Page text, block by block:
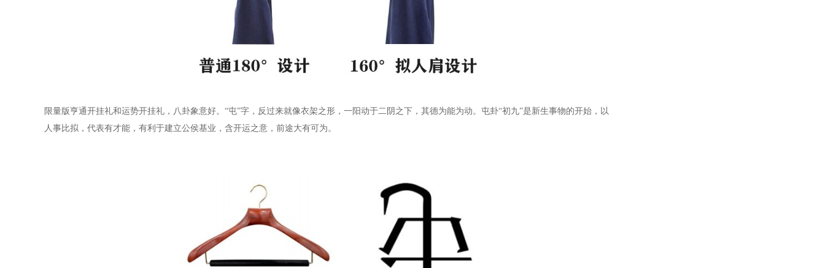
限量版亨通开挂礼和运势开挂礼，八卦象意好。 “屯”字，反过来就像衣架之形，一阳动于二阴之下，其德为能为动。屯卦“初九”是新生事物的开始，以
人事比拟，代表有才能，有利于建立公侯基业，含开运之意，前途大有可为。